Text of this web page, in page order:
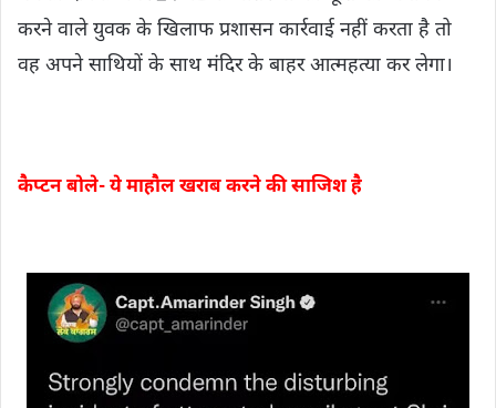
करने वाले युवक के खिलाफ प्रशासन कार्रवाई नहीं करता है तो
वह अपने साथियों के साथ मंदिर के बाहर आत्महत्या कर लेगा।
कैप्टन बोले- ये माहौल खराब करने की साजिश है